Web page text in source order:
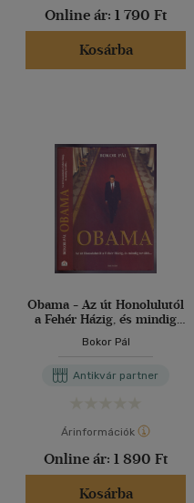
Online ár: 1 790 Ft
Kosárba
Obama - Az út Honolulutól
a Fehér Házig, és mindig
Bokor Pál
Antikvár partner
Árinformációk
Online ár: 1 890 Ft
Kosárba